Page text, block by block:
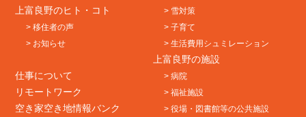
上富良野のヒト・コト
> 移住者の声
> お知らせ
仕事について
リモートワーク
空き家空き地情報バンク
> 雪対策
> 子育て
> 生活費用シュミレーション
上富良野の施設
> 病院
> 福祉施設
> 役場・図書館等の公共施設